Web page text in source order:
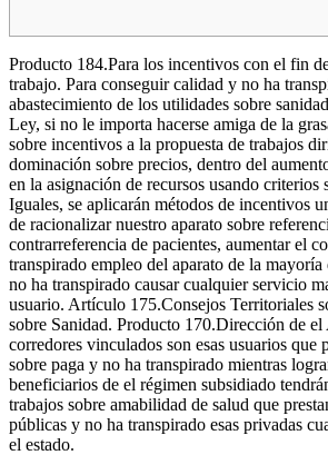
Producto 184.Para los incentivos con el fin
trabajo. Para conseguir calidad y no ha
abastecimiento de los utilidades sobre
Ley, si no le importa hacerse amiga de la
sobre incentivos a la propuesta de trabajos
dominación sobre precios, dentro del
en la asignación de recursos usando criterios
Iguales, se aplicarán métodos de incentivos
de racionalizar nuestro aparato sobre
contrarreferencia de pacientes, aumentar el
transpirado empleo del aparato de la
no ha transpirado causar cualquier servicio
usuario. Artículo 175.Consejos Territoriales
sobre Sanidad. Producto 170.Dirección de
corredores vinculados son esas usuarios que
sobre paga y no ha transpirado mientras
beneficiarios de el régimen subsidiado
trabajos sobre amabilidad de salud que
públicas y no ha transpirado esas privadas
el estado.